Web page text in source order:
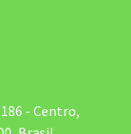
- Centro,